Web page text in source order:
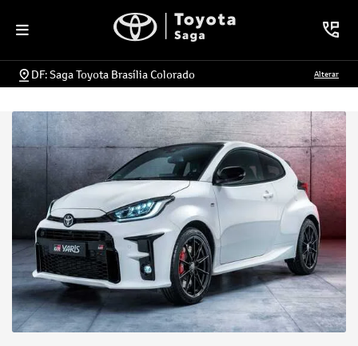
DF: Saga Toyota Brasília Colorado Alterar